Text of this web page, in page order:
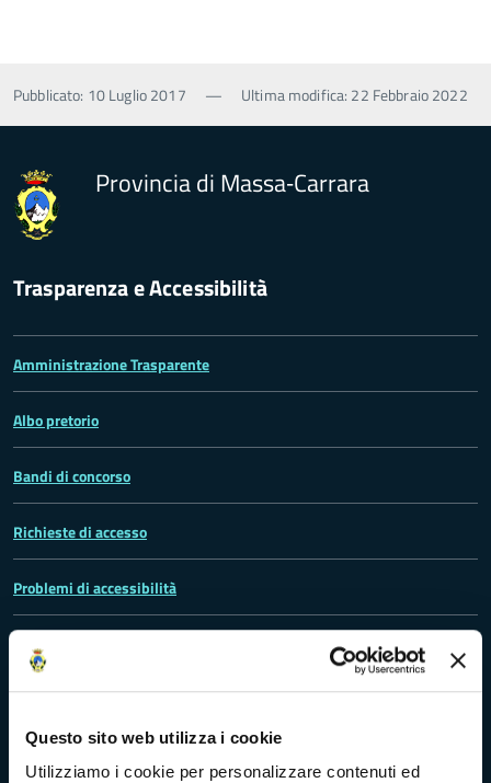
Questo sito web utilizza i cookie
Utilizziamo i cookie per personalizzare contenuti ed
Pubblicato: 10 Luglio 2017 — Ultima modifica: 22 Febbraio 2022
Provincia di Massa‑Carrara
Trasparenza e Accessibilità
Amministrazione Trasparente
Albo pretorio
Bandi di concorso
Richieste di accesso
Problemi di accessibilità
Dichiarazione di accessibilità
Vivere Massa-Carrara